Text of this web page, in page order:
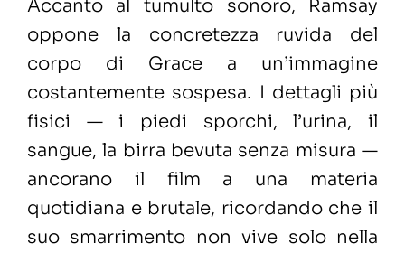
Accanto al tumulto sonoro, Ramsay
oppone la concretezza ruvida del
corpo di Grace a un’immagine
costantemente sospesa. I dettagli più
fisici — i piedi sporchi, l’urina, il
sangue, la birra bevuta senza misura —
ancorano il film a una materia
quotidiana e brutale, ricordando che il
suo smarrimento non vive solo nella